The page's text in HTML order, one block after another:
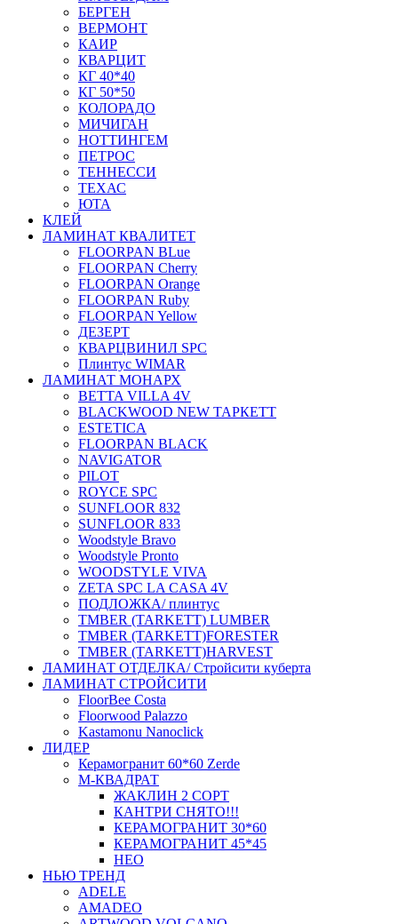
БЕРГЕН
ВЕРМОНТ
КАИР
КВАРЦИТ
КГ 40*40
КГ 50*50
КОЛОРАДО
МИЧИГАН
НОТТИНГЕМ
ПЕТРОС
ТЕННЕССИ
ТЕХАС
ЮТА
КЛЕЙ
ЛАМИНАТ КВАЛИТЕТ
FLOORPAN BLue
FLOORPAN Cherry
FLOORPAN Orange
FLOORPAN Ruby
FLOORPAN Yellow
ДЕЗЕРТ
КВАРЦВИНИЛ SPC
Плинтус WIMAR
ЛАМИНАТ МОНАРХ
BETTA VILLA 4V
BLACKWOOD NEW ТАРКЕТТ
ESTETICA
FLOORPAN BLACK
NAVIGATOR
PILOT
ROYCE SPC
SUNFLOOR 832
SUNFLOOR 833
Woodstyle Bravo
Woodstyle Pronto
WOODSTYLE VIVA
ZETA SPC LA CASA 4V
ПОДЛОЖКА/ плинтус
ТMBER (TARKETT) LUMBER
ТMBER (TARKETT)FORESTER
ТMBER (TARKETT)HARVEST
ЛАМИНАТ ОТДЕЛКА/ Стройсити куберта
ЛАМИНАТ СТРОЙСИТИ
FloorBee Costa
Floorwood Palazzo
Kastamonu Nanoclick
ЛИДЕР
Керамогранит 60*60 Zerde
М-КВАДРАТ
ЖАКЛИН 2 СОРТ
КАНТРИ СНЯТО!!!
КЕРАМОГРАНИТ 30*60
КЕРАМОГРАНИТ 45*45
НЕО
НЬЮ ТРЕНД
ADELE
AMADEO